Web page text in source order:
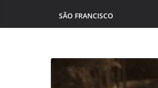
SÃO FRANCISCO